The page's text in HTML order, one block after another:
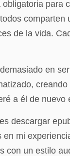
para
comparten
de la vida.
en
a él de nuevo
descargar
mi
con un estilo